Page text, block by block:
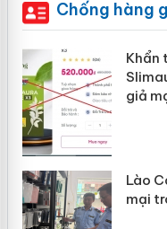
Chống hàng
Khẩn
giả
Lào
mại